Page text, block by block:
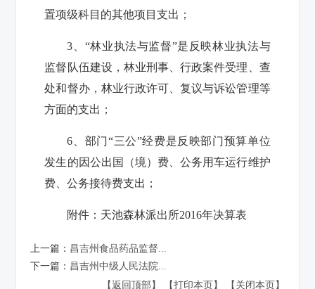
置项级科目的其他项目支出；
3、“林业执法与监督”是反映林业执法与
监督队伍建设，林业刑事、行政案件受理、查
处和督办，林业行政许可、复议与诉讼管理等
方面的支出；
6、部门“三公”经费是反映部门预算单位
发生的因公出国（境）费、公务用车运行维护
费、公务接待费支出；
附件： 天池森林派出所2016年决算表
上一篇： 昌吉州食品药品监督...
下一篇： 昌吉州中级人民法院...
【返回顶部】
【打印本页】 【关闭本页】